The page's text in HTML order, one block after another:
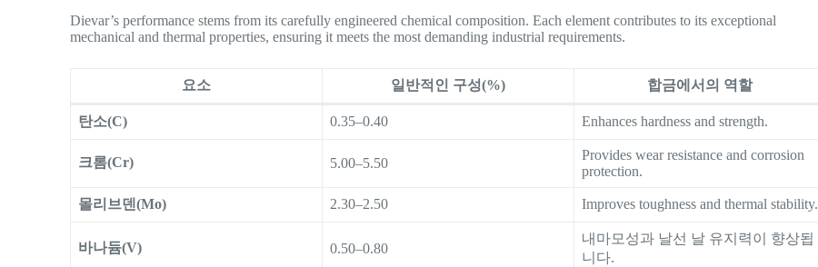
Dievar’s performance stems from its carefully engineered chemical composition. Each element contributes to its exceptional
mechanical and thermal properties, ensuring it meets the most demanding industrial requirements.
요소 일반적인 구성(%) 합금에서의 역할
탄소(C) 0.35–0.40 Enhances hardness and strength.
크롬(Cr) 5.00–5.50
Provides wear resistance and corrosion
protection.
몰리브덴(Mo) 2.30–2.50 Improves toughness and thermal stability.
바나듐(V) 0.50–0.80
내마모성과 날선 날 유지력이 향상됩
니다.